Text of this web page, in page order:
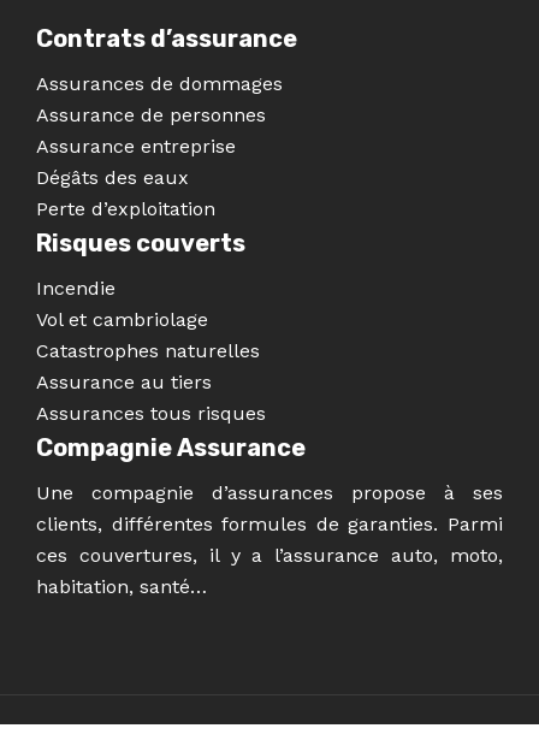
Contrats d’assurance
Assurances de dommages
Assurance de personnes
Assurance entreprise
Dégâts des eaux
Perte d’exploitation
Risques couverts
Incendie
Vol et cambriolage
Catastrophes naturelles
Assurance au tiers
Assurances tous risques
Compagnie Assurance
Une compagnie d’assurances propose à ses
clients, différentes formules de garanties. Parmi
ces couvertures, il y a l’assurance auto, moto,
habitation, santé…